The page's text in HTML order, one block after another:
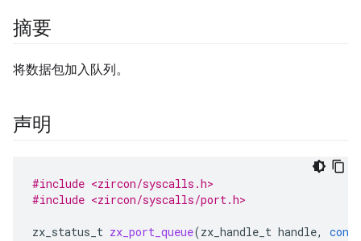
摘要
将数据包加入队列。
声明
#include <zircon/syscalls.h>
#include <zircon/syscalls/port.h>
zx_status_t zx_port_queue(zx_handle_t handle, const